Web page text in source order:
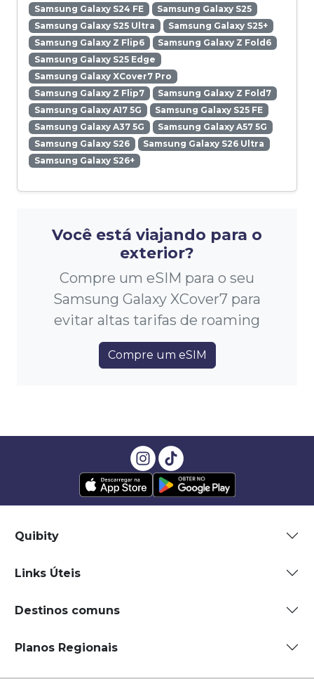
Samsung Galaxy S24 FE
Samsung Galaxy S25
Samsung Galaxy S25 Ultra
Samsung Galaxy S25+
Samsung Galaxy Z Flip6
Samsung Galaxy Z Fold6
Samsung Galaxy S25 Edge
Samsung Galaxy XCover7 Pro
Samsung Galaxy Z Flip7
Samsung Galaxy Z Fold7
Samsung Galaxy A17 5G
Samsung Galaxy S25 FE
Samsung Galaxy A37 5G
Samsung Galaxy A57 5G
Samsung Galaxy S26
Samsung Galaxy S26 Ultra
Samsung Galaxy S26+
Você está viajando para o
exterior?
Compre um eSIM para o seu
Samsung Galaxy XCover7 para
evitar altas tarifas de roaming
Compre um eSIM
Quibity
Links Úteis
Destinos comuns
Planos Regionais